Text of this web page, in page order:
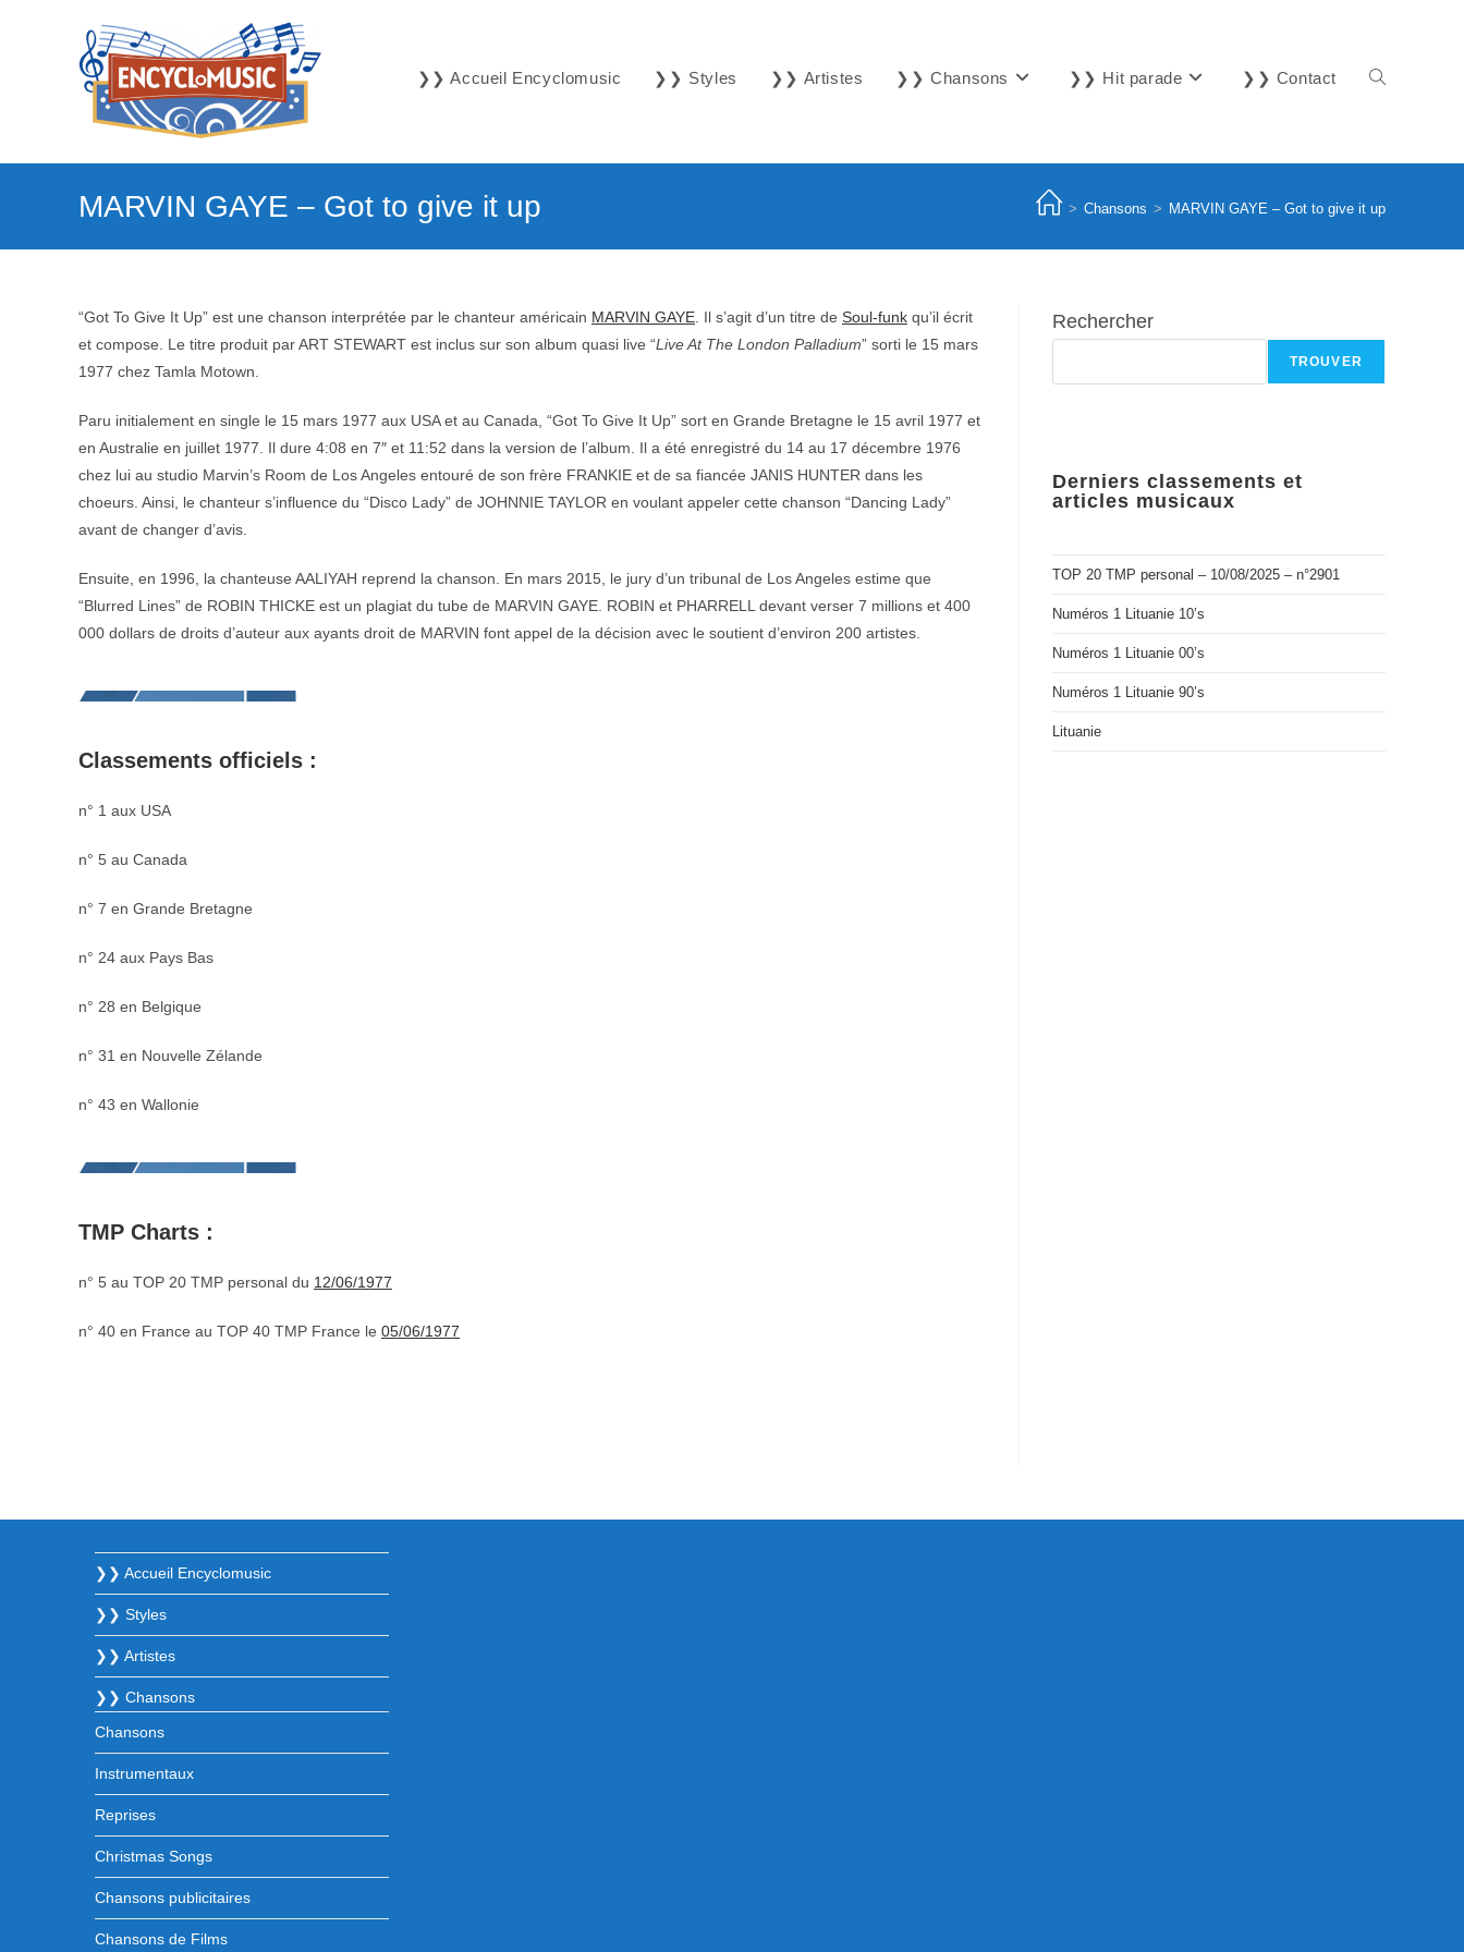
❯❯ Accueil Encyclomusic ❯❯ Styles ❯❯ Artistes ❯❯ Chansons ❯❯ Hit parade ❯❯ Contact Toggle
MARVIN GAYE – Got to give it up > Chansons > MARVIN GAYE – Got to give it up
“Got To Give It Up” est une chanson interprétée par le chanteur américain MARVIN GAYE . Il s’agit d’un titre de Soul-funk qu’il écrit
et compose. Le titre produit par ART STEWART est inclus sur son album quasi live “Live At The London Palladium” sorti le 15 mars
1977 chez Tamla Motown.
Paru initialement en single le 15 mars 1977 aux USA et au Canada, “Got To Give It Up” sort en Grande Bretagne le 15 avril 1977 et
en Australie en juillet 1977. Il dure 4:08 en 7″ et 11:52 dans la version de l’album. Il a été enregistré du 14 au 17 décembre 1976
chez lui au studio Marvin’s Room de Los Angeles entouré de son frère FRANKIE et de sa fiancée JANIS HUNTER dans les
choeurs. Ainsi, le chanteur s’influence du “Disco Lady” de JOHNNIE TAYLOR en voulant appeler cette chanson “Dancing Lady”
avant de changer d’avis.
Ensuite, en 1996, la chanteuse AALIYAH reprend la chanson. En mars 2015, le jury d’un tribunal de Los Angeles estime que
“Blurred Lines” de ROBIN THICKE est un plagiat du tube de MARVIN GAYE. ROBIN et PHARRELL devant verser 7 millions et 400
000 dollars de droits d’auteur aux ayants droit de MARVIN font appel de la décision avec le soutient d’environ 200 artistes.
Classements officiels :
n° 1 aux USA
n° 5 au Canada
n° 7 en Grande Bretagne
n° 24 aux Pays Bas
n° 28 en Belgique
n° 31 en Nouvelle Zélande
n° 43 en Wallonie
TMP Charts :
n° 5 au TOP 20 TMP personal du 12/06/1977
n° 40 en France au TOP 40 TMP France le 05/06/1977
Rechercher
TROUVER
Derniers classements et
articles musicaux
TOP 20 TMP personal – 10/08/2025 – n°2901
Numéros 1 Lituanie 10’s
Numéros 1 Lituanie 00’s
Numéros 1 Lituanie 90’s
Lituanie
❯❯ Accueil Encyclomusic
❯❯ Styles
❯❯ Artistes
❯❯ Chansons
Chansons
Instrumentaux
Reprises
Christmas Songs
Chansons publicitaires
Chansons de Films